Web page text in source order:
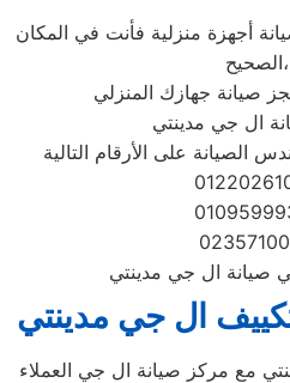
أجهزة منزلية فأنت في المكان
الصحيح،
صيانة جهازك المنزلي
ال جي مدينتي‏
صيانة ال جي مدينتي‏
ال جي مدينتي‏
مع مركز صيانة ال جي العملاء